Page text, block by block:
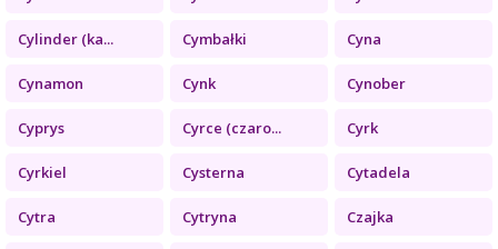
Cylinder (ka... Cymbałki Cyna
Cynamon Cynk Cynober
Cyprys Cyrce (czaro... Cyrk
Cyrkiel Cysterna Cytadela
Cytra Cytryna Czajka